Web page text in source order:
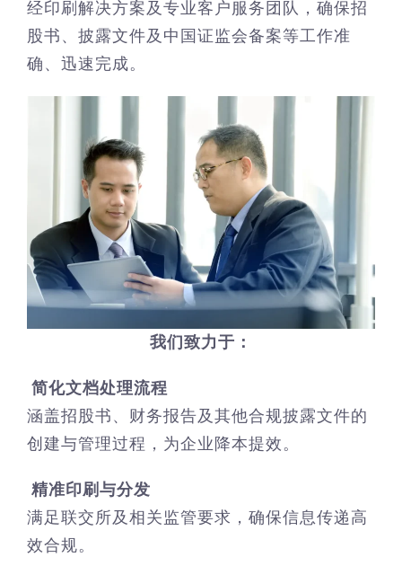
经印刷解决方案及专业客户服务团队，确保招
股书、披露文件及中国证监会备案等工作准
确、迅速完成。
我们致力于：
简化文档处理流程
涵盖招股书、财务报告及其他合规披露文件的
创建与管理过程，为企业降本提效。
精准印刷与分发
满足联交所及相关监管要求，确保信息传递高
效合规。